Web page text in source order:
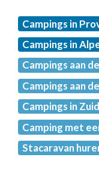
Campings in
Campings in
Campings aan
Campings aan
Campings in
Camping met
Stacaravan